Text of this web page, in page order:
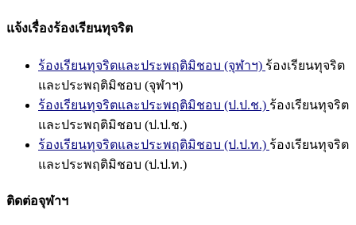
แจ้งเรื่องร้องเรียนทุจริต
ร้องเรียนทุจริตและประพฤติมิชอบ (จุฬาฯ) ร้องเรียนทุจริต
และประพฤติมิชอบ (จุฬาฯ)
ร้องเรียนทุจริตและประพฤติมิชอบ (ป.ป.ช.) ร้องเรียนทุจริต
และประพฤติมิชอบ (ป.ป.ช.)
ร้องเรียนทุจริตและประพฤติมิชอบ (ป.ป.ท.) ร้องเรียนทุจริต
และประพฤติมิชอบ (ป.ป.ท.)
ติดต่อจุฬาฯ